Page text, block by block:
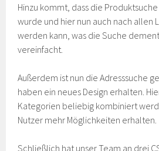
Hinzu kommt, dass die
wurde und hier nun auch nach allen
werden kann, was die Suche
vereinfacht.
Außerdem ist nun die Adresssuche
haben ein neues Design erhalten.
Kategorien beliebig kombiniert
Nutzer mehr Möglichkeiten erhalten.
Schließlich hat unser Team an drei